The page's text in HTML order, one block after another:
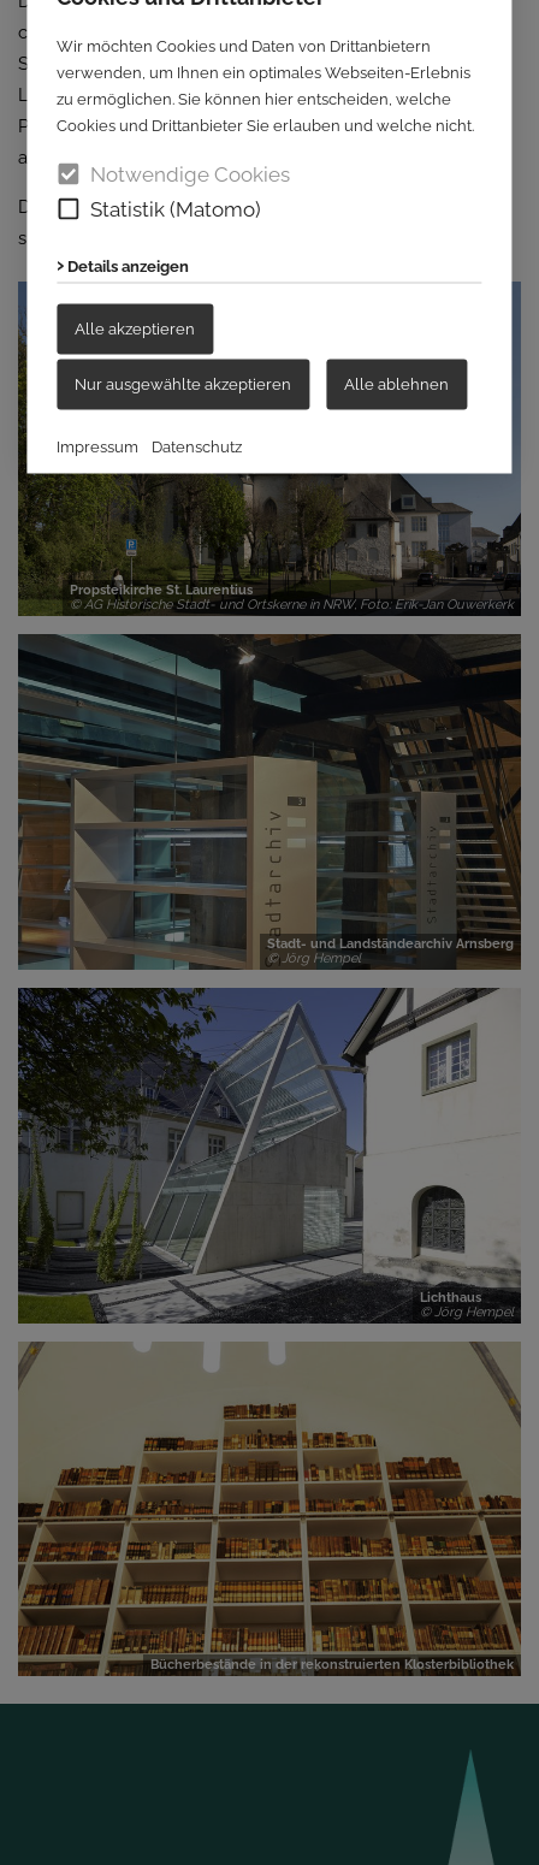
Wir möchten Cookies und Daten von Drittanbietern
verwenden, um Ihnen ein optimales Webseiten-Erlebnis
zu ermöglichen. Sie können hier entscheiden, welche
Cookies und Drittanbieter Sie erlauben und welche nicht.
Notwendige Cookies
Statistik (Matomo)
Details anzeigen
Alle akzeptieren
Nur ausgewählte akzeptieren Alle ablehnen
Impressum Datenschutz
christlichen Gemeinde, der Katholischen Gemeinschaft
Shalom aus Brasilien. Die katholische Propsteipfarrei St.
Laurentius nutzt die Propsteikirche, den Ostflügel und die
Prälatur, das Gebäude direkt
am imposanten Hirschberger Tor.
Das Kloster Wedinghausen ist ein lebendiger Ort, an dem
sich Vergangenheit, Gegenwart und Zukunft treffen.
Propsteikirche St. Laurentius
© AG Historische Stadt- und Ortskerne in NRW, Foto: Erik-Jan Ouwerkerk
Stadt- und Landständearchiv Arnsberg
© Jörg Hempel
Lichthaus
© Jörg Hempel
Bücherbestände in der rekonstruierten Klosterbibliothek